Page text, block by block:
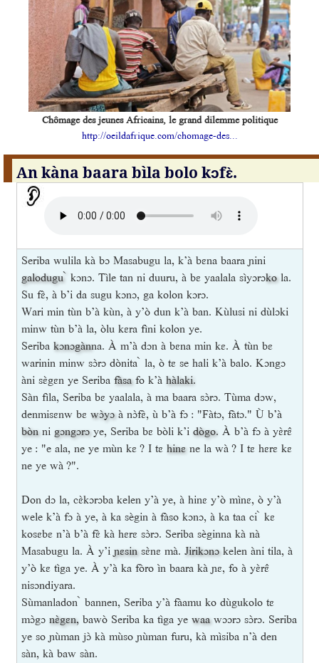
Chômage des jeunes Africains, le grand dilemme politique
http://oeildafrique.com/chomage-des...
An kàna baara bìla bolo kɔfɛ̀.
Seriba wulila kà bɔ Masabugu la, k’à bɛna baara ɲini
galodugu ̀ kɔnɔ. Tìle tan ni duuru, à bɛ yaalala sìyɔrɔkola.
Su fɛ̀, à b’i da sugu kɔnɔ, ga kolon kɔrɔ.
Wari min tùn b’à kùn, à y’ò dun k’à ban. Kùlusi ni dùlɔki
minw tùn b’à la, òlu kɛra fìni kolon ye.
Seriba kɔnɔgànna. À m’à dɔn à bɛna min kɛ. À tùn bɛ
warinin minw sɔ̀rɔ dònita ̀ la, ò tɛ se hali k’à balo. Kɔngɔ
àni sɛ̀gɛn ye Seriba fàsafo k’à hàlaki.
Sàn fìla, Seriba bɛ yaalala, à ma baara sɔ̀rɔ. Tùma dɔw,
denmisɛnw bɛ wɔ̀yɔà nɔ̀fɛ̀, ù b’à fɔ : "Fàtɔ, fàtɔ." Ù b’à
bònni gɔngɔrɔye, Seriba bɛ bòli k’i dògo. À b’à fɔ à yɛ̀rɛ̂
ye : "e ala, ne ye mùn kɛ ? I tɛ hinɛne la wà ? I tɛ hɛrɛ kɛ
ne ye wà ?".
Don dɔ la, cɛ̀kɔrɔba kelen y’à ye, à hinɛ y’ò mìnɛ, ò y’à
wele k’à fɔ à ye, à ka sègin à fàso kɔnɔ, à ka taa ci ̀ kɛ
kosɛbɛ n’à b’à fɛ̀ kà hɛrɛ sɔ̀rɔ. Seriba sèginna kà nà
Masabugu la. À y’iɲɛsinsɛ̀nɛ mà. Jirikɔnɔkelen àni tila, à
y’ò kɛ tìga ye. À y’à ka fòro ìn baara kà ɲɛ, fo à yɛ̀rɛ̂
nisɔndiyara.
Sùmanladon ̀ bannen, Seriba y’à fàamu ko dùgukolo tɛ
mɔ̀gɔ nɛ̀gɛn, bawò Seriba ka tìga ye waawɔɔrɔ sɔ̀rɔ. Seriba
ye so ɲùman jɔ̀ kà mùso ɲùman furu, kà mìsiba n’à den
sàn, kà baw sàn.